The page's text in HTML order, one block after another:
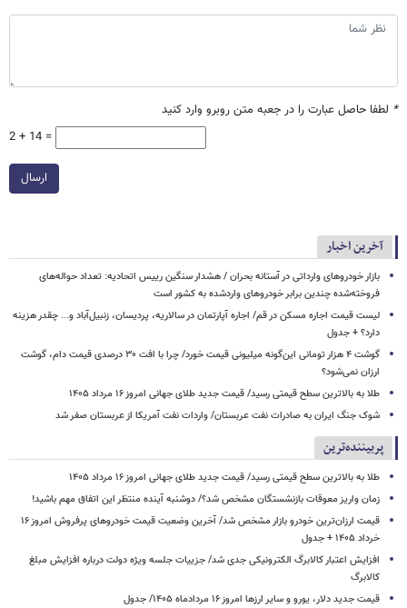
* لطفا حاصل عبارت را در جعبه متن روبرو وارد کنید
2 + 14 =
ارسال
آخرین اخبار
بازار خودروهای وارداتی در آستانه بحران / هشدار سنگین رییس اتحادیه: تعداد حواله‌های
فروخته‌شده چندین برابر خودروهای واردشده به کشور است
لیست قیمت اجاره مسکن در قم/ اجاره آپارتمان در سالاریه، پردیسان، زنبیل‌آباد و... چقدر هزینه
دارد؟ + جدول
گوشت ۴ هزار تومانی این‌گونه میلیونی قیمت خورد/ چرا با افت ۳۰ درصدی قیمت دام، گوشت
ارزان نمی‌شود؟
طلا به بالاترین سطح قیمتی رسید/ قیمت جدید طلای جهانی امروز ۱۶ مرداد ۱۴۰۵
شوک جنگ ایران به صادرات نفت عربستان/ واردات نفت آمریکا از عربستان صفر شد
پربیننده‌ترین
طلا به بالاترین سطح قیمتی رسید/ قیمت جدید طلای جهانی امروز ۱۶ مرداد ۱۴۰۵
زمان واریز معوقات بازنشستگان مشخص شد؟/ دوشنبه آینده منتظر این اتفاق مهم باشید!
قیمت ارزان‌ترین خودرو بازار مشخص شد/ آخرین وضعیت قیمت خودروهای پرفروش امروز ۱۶
خرداد ۱۴۰۵ + جدول
افزایش اعتبار کالابرگ الکترونیکی جدی شد/ جزییات جلسه ویژه دولت درباره افزایش مبلغ
کالابرگ
قیمت جدید دلار، یورو و سایر ارزها امروز ۱۶ مردادماه ۱۴۰۵/ جدول